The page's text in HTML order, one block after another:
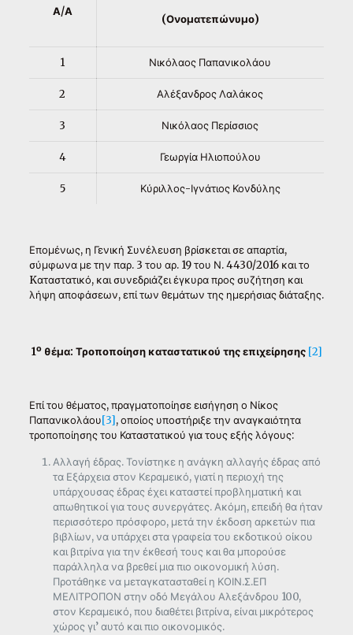
Α/Α
(Ονοματεπώνυμο)
1 Νικόλαος Παπανικολάου
2 Αλέξανδρος Λαλάκος
3 Νικόλαος Περίσσιος
4 Γεωργία Ηλιοπούλου
5 Κύριλλος-Ιγνάτιος Κονδύλης
Επομένως, η Γενική Συνέλευση βρίσκεται σε απαρτία,
σύμφωνα με την παρ. 3 του αρ. 19 του Ν. 4430/2016 και το
Kαταστατικό, και συνεδριάζει έγκυρα προς συζήτηση και
λήψη αποφάσεων, επί των θεμάτων της ημερήσιας διάταξης.
1οθέμα: Τροποποίηση καταστατικού της επιχείρησης [2]
Επί του θέματος, πραγματοποίησε εισήγηση ο Νίκος
Παπανικολάου[3], οποίος υποστήριξε την αναγκαιότητα
τροποποίησης του Καταστατικού για τους εξής λόγους:
Αλλαγή έδρας. Τονίστηκε η ανάγκη αλλαγής έδρας από
τα Εξάρχεια στον Κεραμεικό, γιατί η περιοχή της
υπάρχουσας έδρας έχει καταστεί προβληματική και
απωθητικοί για τους συνεργάτες. Ακόμη, επειδή θα ήταν
περισσότερο πρόσφορο, μετά την έκδοση αρκετών πια
βιβλίων, να υπάρχει στα γραφεία του εκδοτικού οίκου
και βιτρίνα για την έκθεσή τους και θα μπορούσε
παράλληλα να βρεθεί μια πιο οικονομική λύση.
Προτάθηκε να μεταγκατασταθεί η ΚΟΙΝ.Σ.ΕΠ
ΜΕΛΙΤΡΟΠΟΝ στην οδό Μεγάλου Αλεξάνδρου 100,
στον Κεραμεικό, που διαθέτει βιτρίνα, είναι μικρότερος
χώρος γι’ αυτό και πιο οικονομικός.